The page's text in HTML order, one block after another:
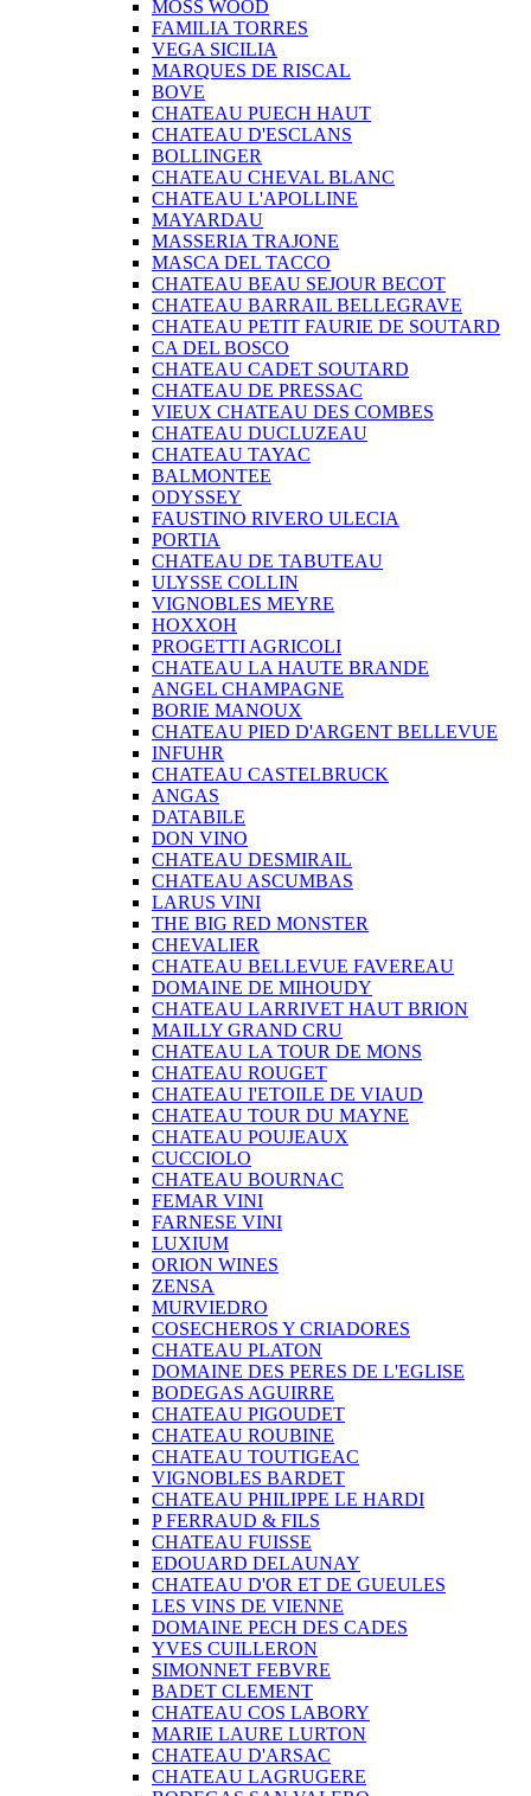
MOSS WOOD
FAMILIA TORRES
VEGA SICILIA
MARQUES DE RISCAL
BOVE
CHATEAU PUECH HAUT
CHATEAU D'ESCLANS
BOLLINGER
CHATEAU CHEVAL BLANC
CHATEAU L'APOLLINE
MAYARDAU
MASSERIA TRAJONE
MASCA DEL TACCO
CHATEAU BEAU SEJOUR BECOT
CHATEAU BARRAIL BELLEGRAVE
CHATEAU PETIT FAURIE DE SOUTARD
CA DEL BOSCO
CHATEAU CADET SOUTARD
CHATEAU DE PRESSAC
VIEUX CHATEAU DES COMBES
CHATEAU DUCLUZEAU
CHATEAU TAYAC
BALMONTEE
ODYSSEY
FAUSTINO RIVERO ULECIA
PORTIA
CHATEAU DE TABUTEAU
ULYSSE COLLIN
VIGNOBLES MEYRE
HOXXOH
PROGETTI AGRICOLI
CHATEAU LA HAUTE BRANDE
ANGEL CHAMPAGNE
BORIE MANOUX
CHATEAU PIED D'ARGENT BELLEVUE
INFUHR
CHATEAU CASTELBRUCK
ANGAS
DATABILE
DON VINO
CHATEAU DESMIRAIL
CHATEAU ASCUMBAS
LARUS VINI
THE BIG RED MONSTER
CHEVALIER
CHATEAU BELLEVUE FAVEREAU
DOMAINE DE MIHOUDY
CHATEAU LARRIVET HAUT BRION
MAILLY GRAND CRU
CHATEAU LA TOUR DE MONS
CHATEAU ROUGET
CHATEAU I'ETOILE DE VIAUD
CHATEAU TOUR DU MAYNE
CHATEAU POUJEAUX
CUCCIOLO
CHATEAU BOURNAC
FEMAR VINI
FARNESE VINI
LUXIUM
ORION WINES
ZENSA
MURVIEDRO
COSECHEROS Y CRIADORES
CHATEAU PLATON
DOMAINE DES PERES DE L'EGLISE
BODEGAS AGUIRRE
CHATEAU PIGOUDET
CHATEAU ROUBINE
CHATEAU TOUTIGEAC
VIGNOBLES BARDET
CHATEAU PHILIPPE LE HARDI
P FERRAUD & FILS
CHATEAU FUISSE
EDOUARD DELAUNAY
CHATEAU D'OR ET DE GUEULES
LES VINS DE VIENNE
DOMAINE PECH DES CADES
YVES CUILLERON
SIMONNET FEBVRE
BADET CLEMENT
CHATEAU COS LABORY
MARIE LAURE LURTON
CHATEAU D'ARSAC
CHATEAU LAGRUGERE